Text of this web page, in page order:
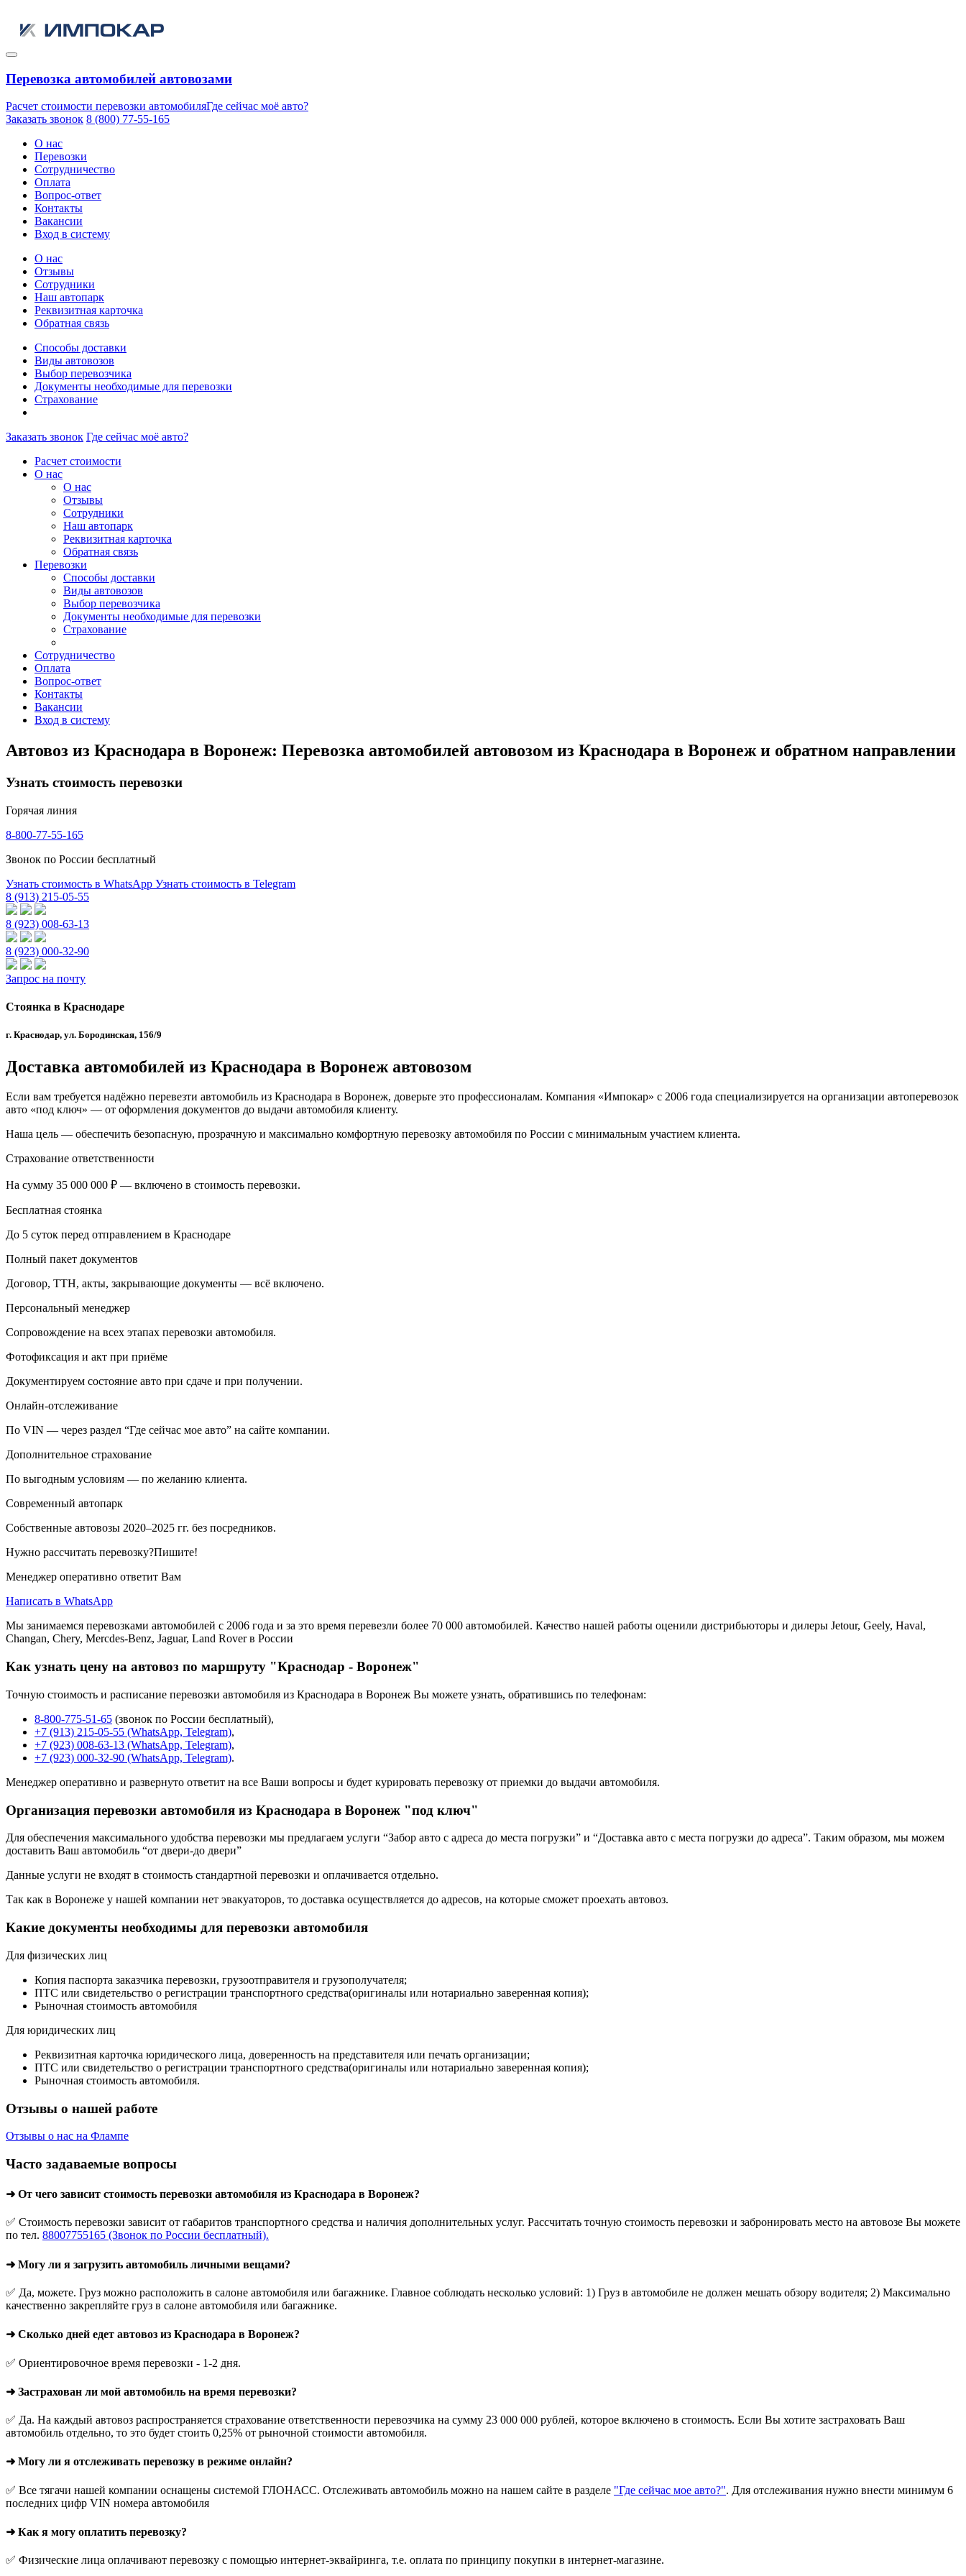
Перевозка автомобилей автовозами
Расчет стоимости перевозки автомобиляГде сейчас моё авто?
Заказать звонок 8 (800) 77-55-165
О нас
Перевозки
Сотрудничество
Оплата
Вопрос-ответ
Контакты
Вакансии
Вход в систему
О нас
Отзывы
Сотрудники
Наш автопарк
Реквизитная карточка
Обратная связь
Способы доставки
Виды автовозов
Выбор перевозчика
Документы необходимые для перевозки
Страхование
Заказать звонок Где сейчас моё авто?
Расчет стоимости
О нас
О нас
Отзывы
Сотрудники
Наш автопарк
Реквизитная карточка
Обратная связь
Перевозки
Способы доставки
Виды автовозов
Выбор перевозчика
Документы необходимые для перевозки
Страхование
Сотрудничество
Оплата
Вопрос-ответ
Контакты
Вакансии
Вход в систему
Автовоз из Краснодара в Воронеж: Перевозка автомобилей автовозом из Краснодара в Воронеж и обратном направлении
Узнать стоимость перевозки
Горячая линия
8-800-77-55-165
Звонок по России бесплатный
Узнать стоимость в WhatsApp Узнать стоимость в Telegram
8 (913) 215-05-55
8 (923) 008-63-13
8 (923) 000-32-90
Запрос на почту
Стоянка в Краснодаре
г. Краснодар, ул. Бородинская, 156/9
Доставка автомобилей из Краснодара в Воронеж автовозом
Если вам требуется надёжно перевезти автомобиль из Краснодара в Воронеж, доверьте это профессионалам. Компания «Импокар» с 2006 года специализируется на организации автоперевозок
авто «под ключ» — от оформления документов до выдачи автомобиля клиенту.
Наша цель — обеспечить безопасную, прозрачную и максимально комфортную перевозку автомобиля по России с минимальным участием клиента.
Страхование ответственности
На сумму 35 000 000 ₽ — включено в стоимость перевозки.
Бесплатная стоянка
До 5 суток перед отправлением в Краснодаре
Полный пакет документов
Договор, ТТН, акты, закрывающие документы — всё включено.
Персональный менеджер
Сопровождение на всех этапах перевозки автомобиля.
Фотофиксация и акт при приёме
Документируем состояние авто при сдаче и при получении.
Онлайн-отслеживание
По VIN — через раздел “Где сейчас мое авто” на сайте компании.
Дополнительное страхование
По выгодным условиям — по желанию клиента.
Современный автопарк
Собственные автовозы 2020–2025 гг. без посредников.
Нужно рассчитать перевозку?Пишите!
Менеджер оперативно ответит Вам
Написать в WhatsApp
Мы занимаемся перевозками автомобилей с 2006 года и за это время перевезли более 70 000 автомобилей. Качество нашей работы оценили дистрибьюторы и дилеры Jetour, Geely, Haval,
Changan, Chery, Mercdes-Benz, Jaguar, Land Rover в России
Как узнать цену на автовоз по маршруту "Краснодар - Воронеж"
Точную стоимость и расписание перевозки автомобиля из Краснодара в Воронеж Вы можете узнать, обратившись по телефонам:
8-800-775-51-65 (звонок по России бесплатный),
+7 (913) 215-05-55 (WhatsApp, Telegram),
+7 (923) 008-63-13 (WhatsApp, Telegram),
+7 (923) 000-32-90 (WhatsApp, Telegram).
Менеджер оперативно и развернуто ответит на все Ваши вопросы и будет курировать перевозку от приемки до выдачи автомобиля.
Организация перевозки автомобиля из Краснодара в Воронеж "под ключ"
Для обеспечения максимального удобства перевозки мы предлагаем услуги “Забор авто с адреса до места погрузки” и “Доставка авто с места погрузки до адреса”. Таким образом, мы можем
доставить Ваш автомобиль “от двери-до двери”
Данные услуги не входят в стоимость стандартной перевозки и оплачивается отдельно.
Так как в Воронеже у нашей компании нет эвакуаторов, то доставка осуществляется до адресов, на которые сможет проехать автовоз.
Какие документы необходимы для перевозки автомобиля
Для физических лиц
Копия паспорта заказчика перевозки, грузоотправителя и грузополучателя;
ПТС или свидетельство о регистрации транспортного средства(оригиналы или нотариально заверенная копия);
Рыночная стоимость автомобиля
Для юридических лиц
Реквизитная карточка юридического лица, доверенность на представителя или печать организации;
ПТС или свидетельство о регистрации транспортного средства(оригиналы или нотариально заверенная копия);
Рыночная стоимость автомобиля.
Отзывы о нашей работе
Отзывы о нас на Флампе
Часто задаваемые вопросы
➜ От чего зависит стоимость перевозки автомобиля из Краснодара в Воронеж?
✅ Стоимость перевозки зависит от габаритов транспортного средства и наличия дополнительных услуг. Рассчитать точную стоимость перевозки и забронировать место на автовозе Вы можете
по тел. 88007755165 (Звонок по России бесплатный).
➜ Могу ли я загрузить автомобиль личными вещами?
✅ Да, можете. Груз можно расположить в салоне автомобиля или багажнике. Главное соблюдать несколько условий: 1) Груз в автомобиле не должен мешать обзору водителя; 2) Максимально
качественно закрепляйте груз в салоне автомобиля или багажнике.
➜ Сколько дней едет автовоз из Краснодара в Воронеж?
✅ Ориентировочное время перевозки - 1-2 дня.
➜ Застрахован ли мой автомобиль на время перевозки?
✅ Да. На каждый автовоз распространяется страхование ответственности перевозчика на сумму 23 000 000 рублей, которое включено в стоимость. Если Вы хотите застраховать Ваш
автомобиль отдельно, то это будет стоить 0,25% от рыночной стоимости автомобиля.
➜ Могу ли я отслеживать перевозку в режиме онлайн?
✅ Все тягачи нашей компании оснащены системой ГЛОНАСС. Отслеживать автомобиль можно на нашем сайте в разделе "Где сейчас мое авто?". Для отслеживания нужно внести минимум 6
последних цифр VIN номера автомобиля
➜ Как я могу оплатить перевозку?
✅ Физические лица оплачивают перевозку с помощью интернет-эквайринга, т.е. оплата по принципу покупки в интернет-магазине.